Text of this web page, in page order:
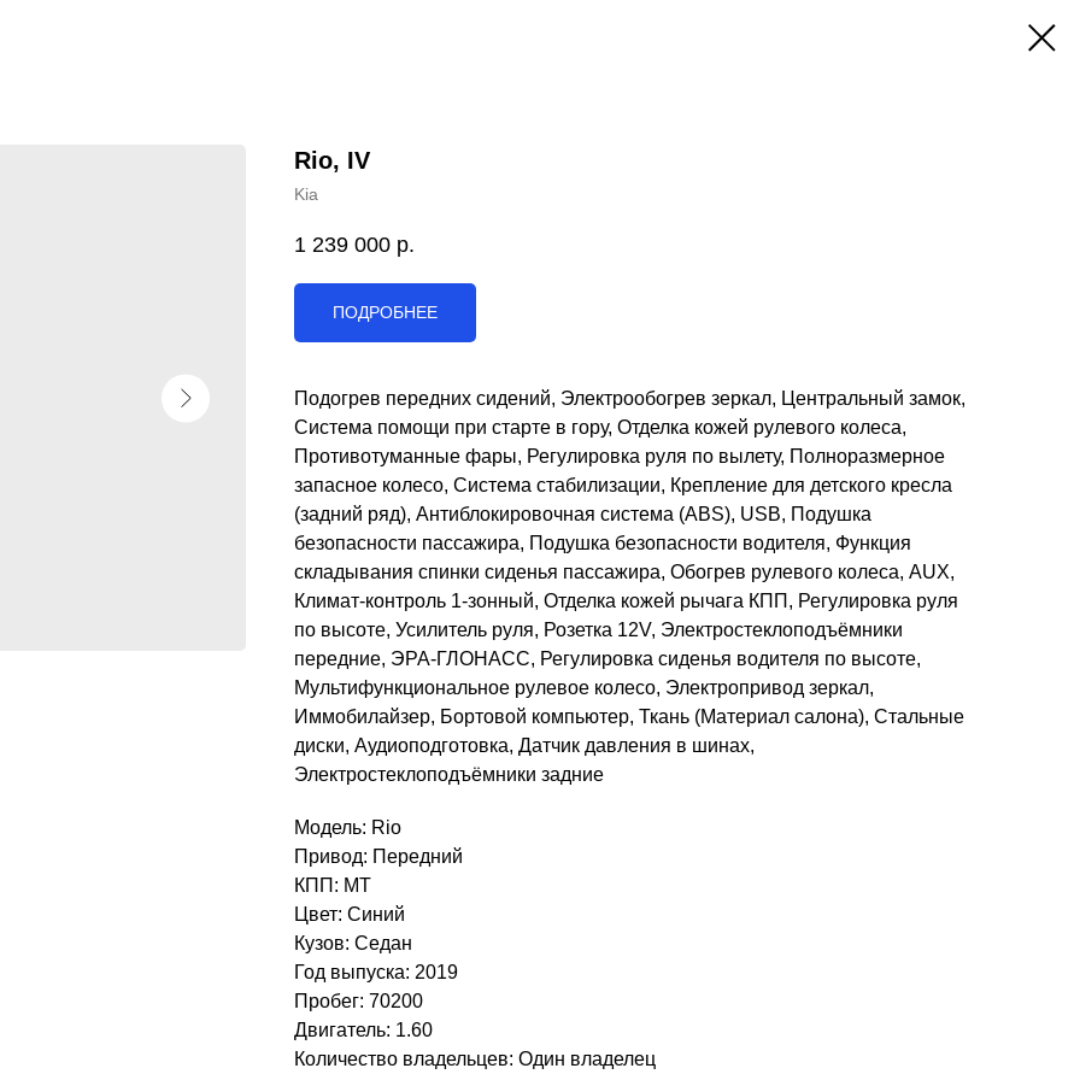
Rio, IV
Kia
1 239 000 р.
ПОДРОБНЕЕ
Подогрев передних сидений, Электрообогрев зеркал, Центральный замок,
Система помощи при старте в гору, Отделка кожей рулевого колеса,
Противотуманные фары, Регулировка руля по вылету, Полноразмерное
запасное колесо, Система стабилизации, Крепление для детского кресла
(задний ряд), Антиблокировочная система (ABS), USB, Подушка
безопасности пассажира, Подушка безопасности водителя, Функция
складывания спинки сиденья пассажира, Обогрев рулевого колеса, AUX,
Климат-контроль 1-зонный, Отделка кожей рычага КПП, Регулировка руля
по высоте, Усилитель руля, Розетка 12V, Электростеклоподъёмники
передние, ЭРА-ГЛОНАСС, Регулировка сиденья водителя по высоте,
Мультифункциональное рулевое колесо, Электропривод зеркал,
Иммобилайзер, Бортовой компьютер, Ткань (Материал салона), Стальные
диски, Аудиоподготовка, Датчик давления в шинах,
Электростеклоподъёмники задние
Модель: Rio
Привод: Передний
КПП: MT
Цвет: Синий
Кузов: Седан
Год выпуска: 2019
Пробег: 70200
Двигатель: 1.60
Количество владельцев: Один владелец